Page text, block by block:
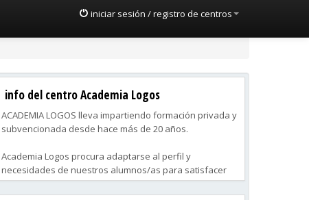
iniciar sesión / registro de centros
info del centro Academia Logos
ACADEMIA LOGOS lleva impartiendo formación privada y
subvencionada desde hace más de 20 años.
Academia Logos procura adaptarse al perfil y
necesidades de nuestros alumnos/as para satisfacer
aquello que se demanda de una forma eficaz.